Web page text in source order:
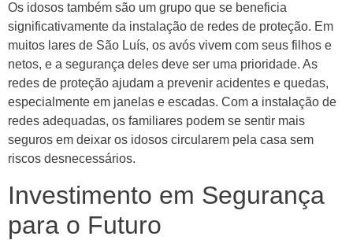
Os idosos também são um grupo que se beneficia
significativamente da instalação de redes de proteção. Em
muitos lares de São Luís, os avós vivem com seus filhos e
netos, e a segurança deles deve ser uma prioridade. As
redes de proteção ajudam a prevenir acidentes e quedas,
especialmente em janelas e escadas. Com a instalação de
redes adequadas, os familiares podem se sentir mais
seguros em deixar os idosos circularem pela casa sem
riscos desnecessários.
Investimento em Segurança
para o Futuro